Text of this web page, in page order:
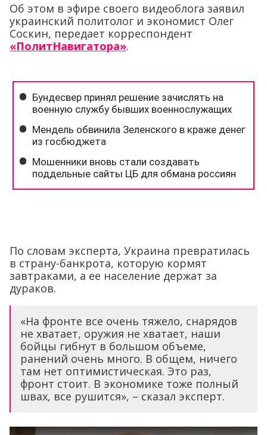
Об этом в эфире своего видеоблога заявил
украинский политолог и экономист Олег
Соскин, передает корреспондент
«ПолитНавигатора».
По словам эксперта, Украина превратилась
в страну-банкрота, которую кормят
завтраками, а ее население держат за
дураков.
«На фронте все очень тяжело, снарядов
не хватает, оружия не хватает, наши
бойцы гибнут в большом объеме,
ранений очень много. В общем, ничего
там нет оптимистическая. Это раз,
фронт стоит. В экономике тоже полный
швах, все рушится», – сказал эксперт.